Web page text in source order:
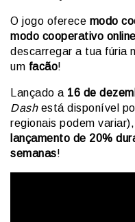
O jogo oferece modo
modo cooperativo online
descarregar a tua fúria
um facão!
Lançado a 16 de
Dashestá disponível
regionais podem
lançamento de 20%
semanas!